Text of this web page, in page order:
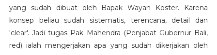
yang sudah dibuat oleh Bapak Wayan Koster. Karena
konsep beliau sudah sistematis, terencana, detail dan
'clear'. Jadi tugas Pak Mahendra (Penjabat Gubernur Bali,
red) ialah mengerjakan apa yang sudah dikerjakan oleh